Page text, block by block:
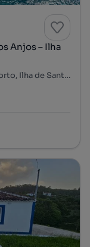
Anjos – Ilha
Rua da Madalena, Vila do Porto, Vila do Porto, Ilha de Santa Maria